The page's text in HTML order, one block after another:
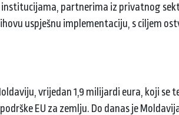
partnerima iz privatnog
uspješnu implementaciju, s ciljem
vrijedan 1,9 milijardi eura, koji se
EU za zemlju. Do danas je